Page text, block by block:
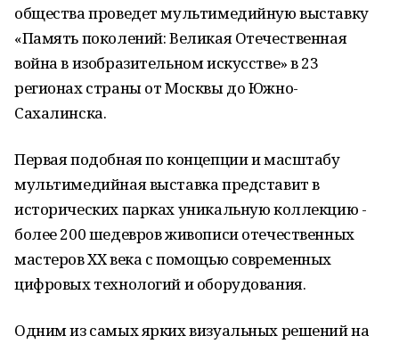
общества проведет мультимедийную выставку
«Память поколений: Великая Отечественная
война в изобразительном искусстве» в 23
регионах страны от Москвы до Южно-
Сахалинска.
Первая подобная по концепции и масштабу
мультимедийная выставка представит в
исторических парках уникальную коллекцию -
более 200 шедевров живописи отечественных
мастеров XX века с помощью современных
цифровых технологий и оборудования.
Одним из самых ярких визуальных решений на